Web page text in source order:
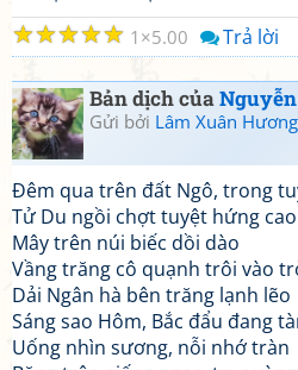
☆
☆
☆
☆
☆ 1 5.00 Trả lời
Bản dịch của
Gửi bởi Lâm Xuân Hương
Đêm qua trên đất Ngô, trong
Tử Du ngồi chợt tuyệt hứng cao
Mây trên núi biếc dồi dào
Vầng trăng cô quạnh trôi vào
Dải Ngân hà bên trăng lạnh lẽo
Sáng sao Hôm, Bắc đẩu đang
Uống nhìn sương, nỗi nhớ tràn